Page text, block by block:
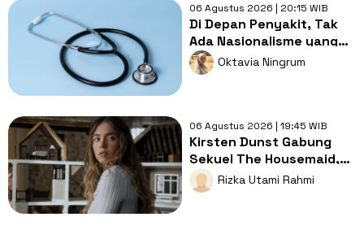
06 Agustus 2026 | 20:15 WIB
Di Depan Penyakit, Tak
Ada Nasionalisme yang
Lebih Penting dari
Kesembuhan
Oktavia Ningrum
06 Agustus 2026 | 19:45 WIB
Kirsten Dunst Gabung
Sekuel The Housemaid,
Intip Sinopsis dan Jadwal
Tayang
Rizka Utami Rahmi